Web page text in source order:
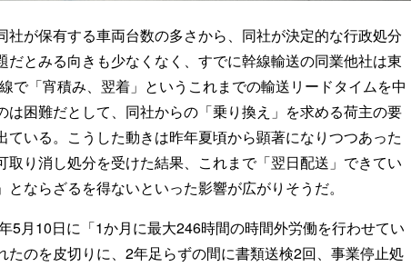
社が保有する車両台数の多さから、同社が決定的な行政処分
だとみる向きも少なくなく、すでに幹線輸送の同業他社は東
で「宵積み、翌着」というこれまでの輸送リードタイムを中
は困難だとして、同社からの「乗り換え」を求める荷主の要
ている。こうした動きは昨年夏頃から顕著になりつつあった
取り消し処分を受けた結果、これまで「翌日配送」できてい
ならざるを得ないといった影響が広がりそうだ。
5月10日に「1か月に最大246時間の時間外労働を行わせてい
たのを皮切りに、2年足らずの間に書類送検2回、事業停止処